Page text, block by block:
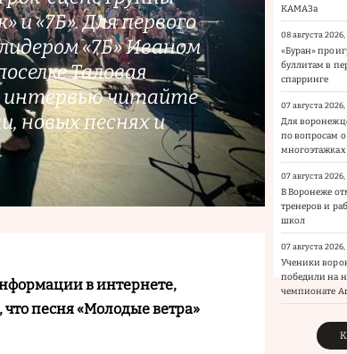
и «7Б». Для первого
«7Б» Иваном
Таловая
интервью читайте
новых песнях и
в интернете,
песня «Молодые ветра»
КАМАЗа
08 августа 2026,
«Буран»
буллитам в
спарринге
07 августа 2026,
Для
по вопросам
многоэтажках
07 августа 2026,
В Воронеже
тренеров и
школ
07 августа 2026,
Ученики
победили на
чемпионате